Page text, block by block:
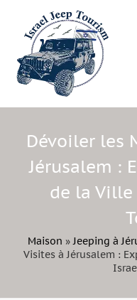
Dévoiler les
Jérusalem :
de la Ville
Maison »Jeeping à
Visites à Jérusalem :